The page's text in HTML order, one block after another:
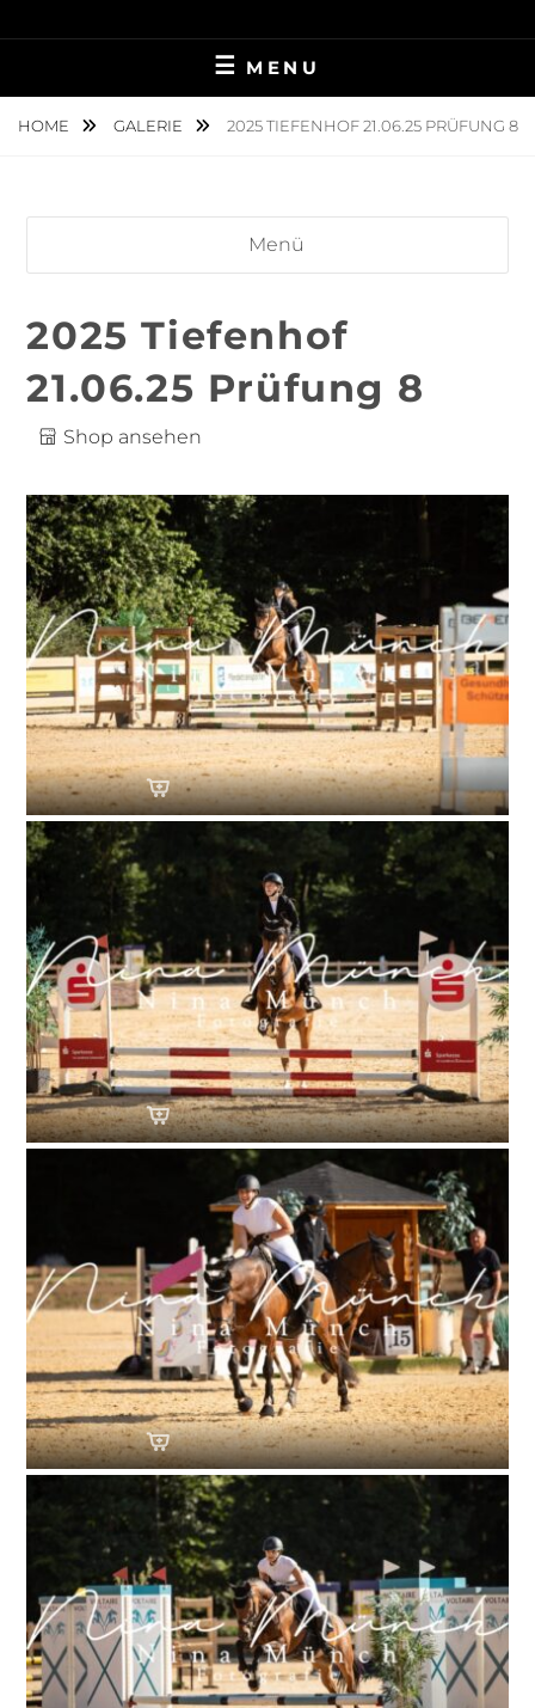
to
NINA MÜNCH
FOTOGRAFIE
MENU
HOME GALERIE 2025 TIEFENHOF 21.06.25 PRÜFUNG 8
Menü
2025 Tiefenhof
21.06.25 Prüfung 8
Shop ansehen